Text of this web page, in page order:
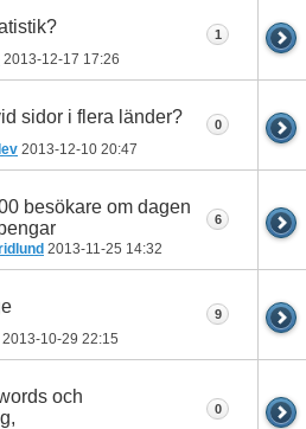
2013-12-17 17:26
1
sidor i flera länder?
2013-12-10 20:47
0
besökare om dagen
2013-11-25 14:32
6
2013-10-29 22:15
9
och
0